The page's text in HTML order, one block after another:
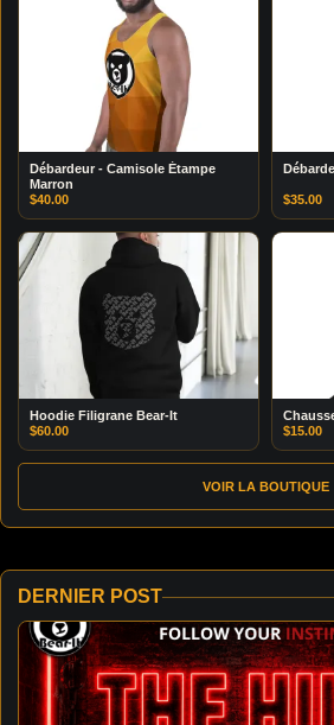
Débardeur - Camisole Étampe
Marron
$40.00 $35.00
Hoodie Filigrane Bear-It
$60.00
$15.00
VOIR LA BOUTIQUE
DERNIER POST